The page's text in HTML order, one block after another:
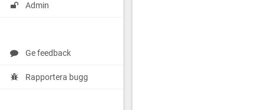
Admin
Ge feedback
Rapportera bugg